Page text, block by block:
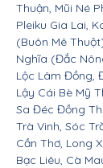
Thuận, Mũi Né
Pleiku Gia Lai,
(Buôn Mê
Nghĩa (Đắc
Lộc Lâm Đồng,
Lậy Cái Bè Mỹ
Sa Đéc Đồng
Trà Vinh, Sóc
Cần Thơ, Long
Bạc Liêu, Cà